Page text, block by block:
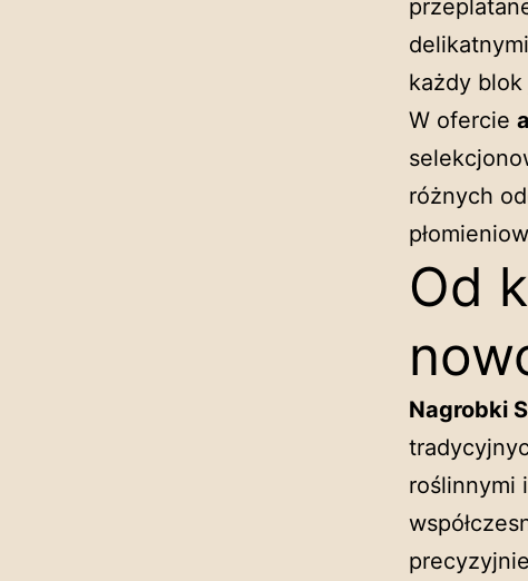
każdy
W ofercie
różnych
Od
Nagrobki
roślinnymi